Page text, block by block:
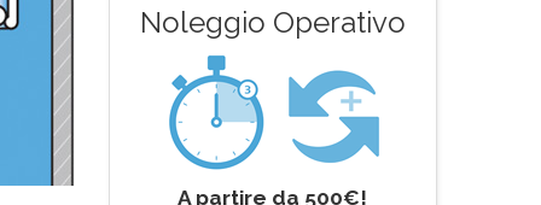
Noleggio Operativo
A partire da 500€!